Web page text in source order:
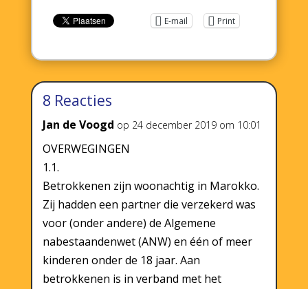
E-mail Print
8 Reacties
Jan de Voogd op 24 december 2019 om 10:01
OVERWEGINGEN
1.1.
Betrokkenen zijn woonachtig in Marokko.
Zij hadden een partner die verzekerd was
voor (onder andere) de Algemene
nabestaandenwet (ANW) en één of meer
kinderen onder de 18 jaar. Aan
betrokkenen is in verband met het